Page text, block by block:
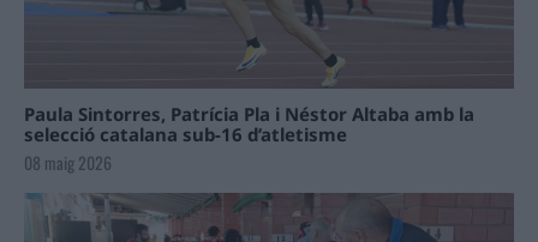
Paula Sintorres, Patrícia Pla i Néstor Altaba amb la
selecció catalana sub-16 d’atletisme
08 maig 2026